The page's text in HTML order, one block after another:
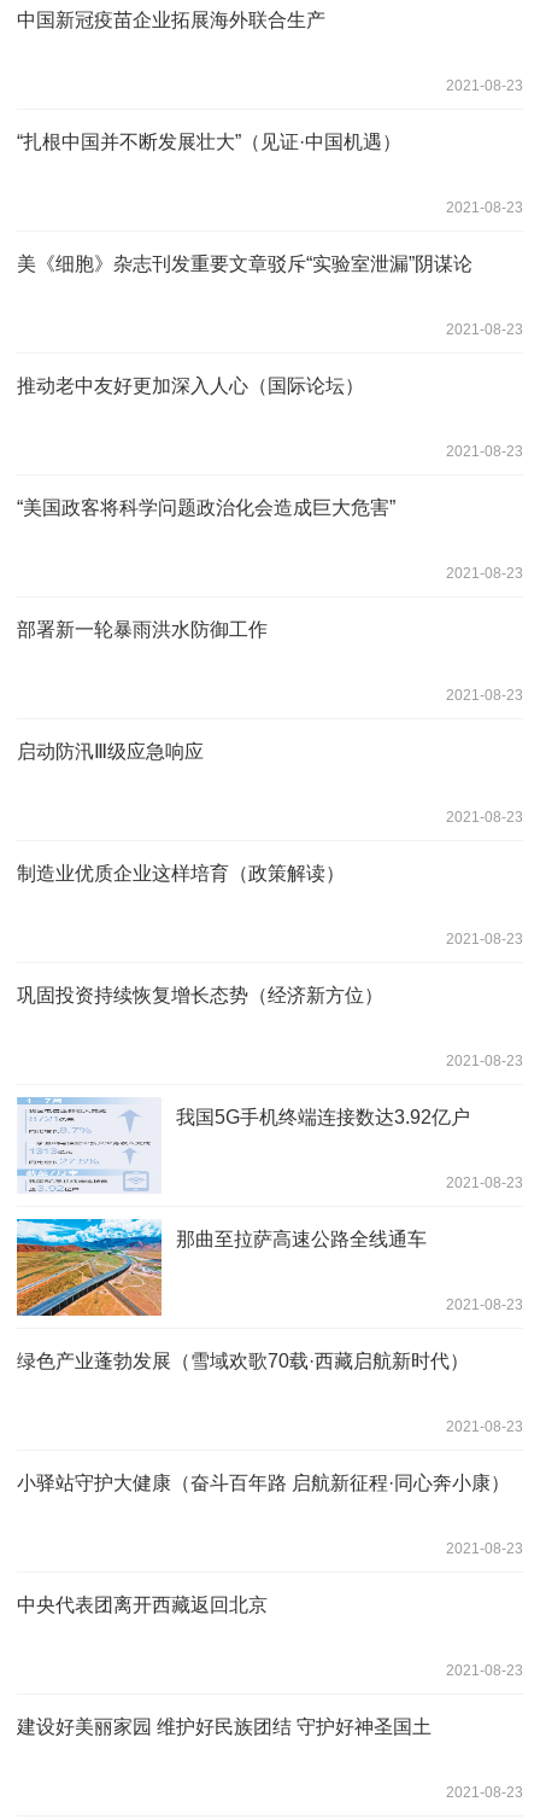
中国新冠疫苗企业拓展海外联合生产
2021-08-23
“扎根中国并不断发展壮大”（见证·中国机遇）
2021-08-23
美《细胞》杂志刊发重要文章驳斥“实验室泄漏”阴谋论
2021-08-23
推动老中友好更加深入人心（国际论坛）
2021-08-23
“美国政客将科学问题政治化会造成巨大危害”
2021-08-23
部署新一轮暴雨洪水防御工作
2021-08-23
启动防汛Ⅲ级应急响应
2021-08-23
制造业优质企业这样培育（政策解读）
2021-08-23
巩固投资持续恢复增长态势（经济新方位）
2021-08-23
我国5G手机终端连接数达3.92亿户
2021-08-23
那曲至拉萨高速公路全线通车
2021-08-23
绿色产业蓬勃发展（雪域欢歌70载·西藏启航新时代）
2021-08-23
小驿站守护大健康（奋斗百年路 启航新征程·同心奔小康）
2021-08-23
中央代表团离开西藏返回北京
2021-08-23
建设好美丽家园 维护好民族团结 守护好神圣国土
2021-08-23